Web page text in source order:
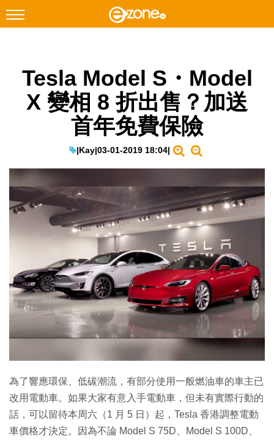
Facebook Instagram
科技焦點
教學評測
EduTech
生成式AI與雲端應用
Enterprise Digital Transformation
特集
Tesla Model S・Model
X 變相 8 折出售？加送
首年免費保險
|Kay|03-01-2019 18:04|
為了響應環保、低碳潮流，有部分使用一般燃油車的車主已
改用電動車。如果大家有意入手電動車，但未有實際行動的
話，可以留待本周六（1 月 5 日）起，Tesla 香港調整電動
車價格才決定。因為不論 Model S 75D、Model S 100D、